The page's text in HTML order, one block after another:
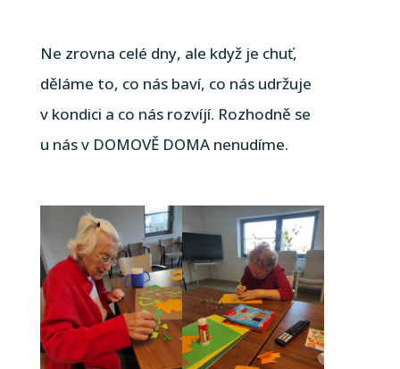
Ne zrovna celé dny, ale když je chuť,
děláme to, co nás baví, co nás udržuje
v kondici a co nás rozvíjí. Rozhodně se
u nás v DOMOVĚ DOMA nenudíme.